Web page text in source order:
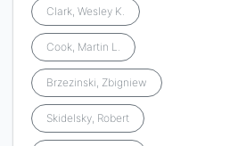
Clark, Wesley K.
Cook, Martin L.
Brzezinski, Zbigniew
Skidelsky, Robert